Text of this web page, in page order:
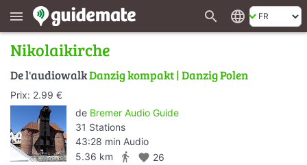
menu search language
Nikolaikirche
De l'audiowalkDanzig kompakt | Danzig Polen
Prix: 2.99 €
de Bremer Audio Guide
31 Stations
43:28 min Audio
5.36 km
directions_walk favorite 26